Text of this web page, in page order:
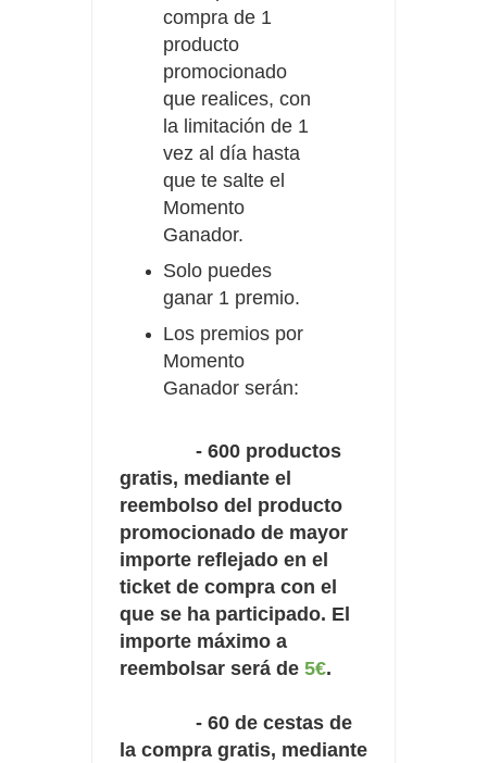
compra de 1
producto
promocionado
que realices, con
la limitación de 1
vez al día hasta
que te salte el
Momento
Ganador.
Solo puedes
ganar 1 premio.
Los premios por
Momento
Ganador serán:
- 600 productos
gratis, mediante el
reembolso del producto
promocionado de mayor
importe reflejado en el
ticket de compra con el
que se ha participado. El
importe máximo a
reembolsar será de 5€.
- 60 de cestas de
la compra gratis, mediante